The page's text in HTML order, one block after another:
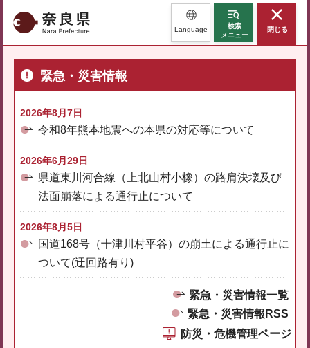
奈良県 Language
検索
メニュー
閉じる
緊急・災害情報
2026年8月7日
令和8年熊本地震への本県の対応等について
2026年6月29日
県道東川河合線（上北山村小橡）の路肩決壊及び
法面崩落による通行止について
2026年8月5日
国道168号（十津川村平谷）の崩土による通行止に
ついて(迂回路有り)
緊急・災害情報一覧
緊急・災害情報RSS
防災・危機管理ページ